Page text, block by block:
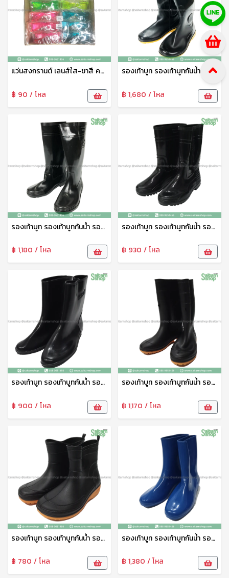
แว่นสงกรานต์ เลนส์ใส-ขาสี คละสี GL14A pmp
฿ 90 / โหล
รองเท้าบูท รองเท้าบูทกันน้ำ รองเท้าทำสวน รองเท้าบูทสูง 18.5 นิ้ว No.A1250 arrow star
฿ 1,680 / โหล
รองเท้าบูท รองเท้าบูทกันน้ำ รองเท้าทำสวน รองเท้าบูทสูง 14 นิ้ว No.A1090 arrow star
฿ 1,180 / โหล
รองเท้าบูท รองเท้าบูทกันน้ำ รองเท้าทำสวน รองเท้าบูทสูง 12.5 นิ้ว สีดำ No.A3000 arrow star
฿ 930 / โหล
รองเท้าบูท รองเท้าบูทกันน้ำ รองเท้าทำสวน รองเท้าบูทสูง 9.5 นิ้ว สีดำ No.A4000 arrow star
฿ 900 / โหล
รองเท้าบูท รองเท้าบูทกันน้ำ รองเท้าทำสวน รองเท้าบูทสูง 12 นิ้ว สีดำ No.A991 arrow star
฿ 1,170 / โหล
รองเท้าบูท รองเท้าบูทกันน้ำ รองเท้าทำสวน รองเท้าบูทสูง 7 นิ้ว สีดำ No.A555 arrow star
฿ 780 / โหล
รองเท้าบูท รองเท้าบูทกันน้ำ รองเท้าทำสวน รองเท้าบูทสูง 9.5 นิ้ว คละสี No.A3000 arrow star
฿ 1,380 / โหล